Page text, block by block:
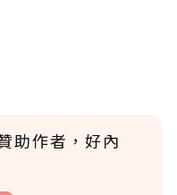
助作者，好內